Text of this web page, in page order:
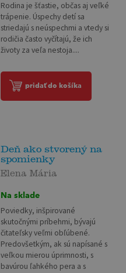
Rodina je šťastie, občas aj veľké
trápenie. Úspechy detí sa
striedajú s neúspechmi a vtedy si
rodičia často vyčítajú, že ich
životy za veľa nestoja....
pridať do košíka
Deň ako stvorený na
spomienky
Elena Mária
Na sklade
Poviedky, inšpirované
skutočnými príbehmi, bývajú
čitateľsky veľmi obľúbené.
Predovšetkým, ak sú napísané s
veľkou mierou úprimnosti, s
bavúrou ľahkého pera a s